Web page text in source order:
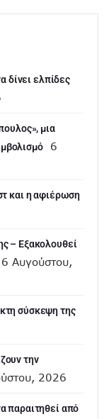
ελπίδες
μια
6
και η αφιέρωση
– Εξακολουθεί
6 Αυγούστου,
σύσκεψη της
την
2026
παραιτηθεί από